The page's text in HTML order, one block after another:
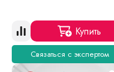
Купить
Связаться с экспертом